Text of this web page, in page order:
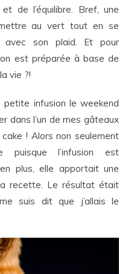
de l’équilibre. Bref, une
au vert tout en se
avec son plaid. Et pour
est préparée à base de
vie ?!
infusion le weekend
dans l’un de mes gâteaux
! Alors non seulement
puisque l’infusion est
plus, elle apportait une
recette. Le résultat était
suis dit que j’allais le